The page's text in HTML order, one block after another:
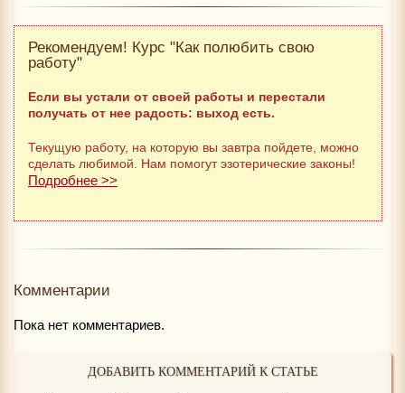
Рекомендуем! Курс "Как полюбить свою
работу"
Если вы устали от своей работы и перестали
получать от нее радость: выход есть.
Текущую работу, на которую вы завтра пойдете, можно
сделать любимой. Нам помогут эзотерические законы!
Подробнее >>
Комментарии
Пока нет комментариев.
ДОБАВИТЬ КОММЕНТАРИЙ К СТАТЬЕ